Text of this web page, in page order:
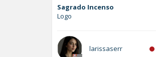
Sagrado Incenso
Logo
larissaserr